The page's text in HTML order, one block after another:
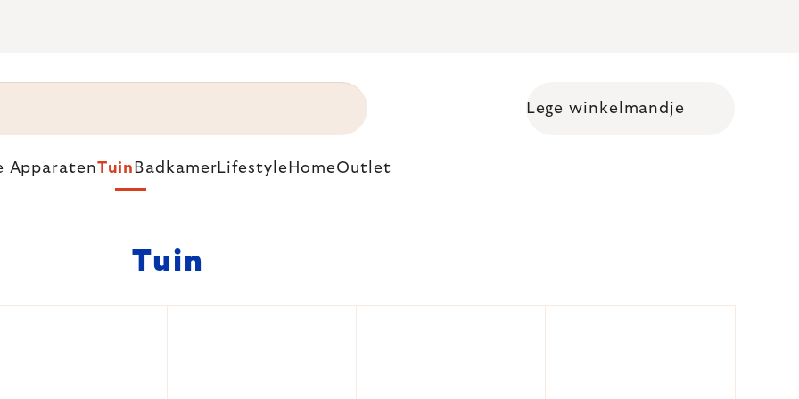
Shopping cart
Lege winkelmandje
ApparatenTuin BadkamerLifestyle HomeOutlet
Tuin